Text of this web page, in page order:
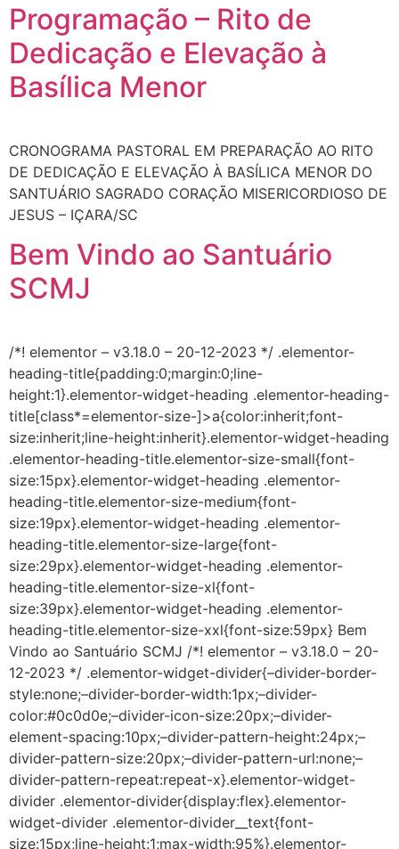
Programação – Rito de
Dedicação e Elevação à
Basílica Menor
CRONOGRAMA PASTORAL EM PREPARAÇÃO AO RITO
DE DEDICAÇÃO E ELEVAÇÃO À BASÍLICA MENOR DO
SANTUÁRIO SAGRADO CORAÇÃO MISERICORDIOSO DE
JESUS – IÇARA/SC
Bem Vindo ao Santuário
SCMJ
/*! elementor – v3.18.0 – 20-12-2023 */ .elementor-
heading-title{padding:0;margin:0;line-
height:1}.elementor-widget-heading .elementor-heading-
title[class*=elementor-size-]>a{color:inherit;font-
size:inherit;line-height:inherit}.elementor-widget-heading
.elementor-heading-title.elementor-size-small{font-
size:15px}.elementor-widget-heading .elementor-
heading-title.elementor-size-medium{font-
size:19px}.elementor-widget-heading .elementor-
heading-title.elementor-size-large{font-
size:29px}.elementor-widget-heading .elementor-
heading-title.elementor-size-xl{font-
size:39px}.elementor-widget-heading .elementor-
heading-title.elementor-size-xxl{font-size:59px} Bem
Vindo ao Santuário SCMJ /*! elementor – v3.18.0 – 20-
12-2023 */ .elementor-widget-divider{–divider-border-
style:none;–divider-border-width:1px;–divider-
color:#0c0d0e;–divider-icon-size:20px;–divider-
element-spacing:10px;–divider-pattern-height:24px;–
divider-pattern-size:20px;–divider-pattern-url:none;–
divider-pattern-repeat:repeat-x}.elementor-widget-
divider .elementor-divider{display:flex}.elementor-
widget-divider .elementor-divider__text{font-
size:15px;line-height:1;max-width:95%}.elementor-